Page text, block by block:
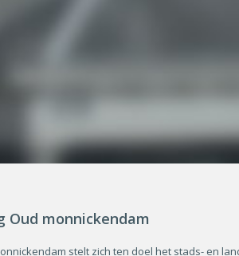
Oud monnickendam
stelt zich ten doel het stads- en